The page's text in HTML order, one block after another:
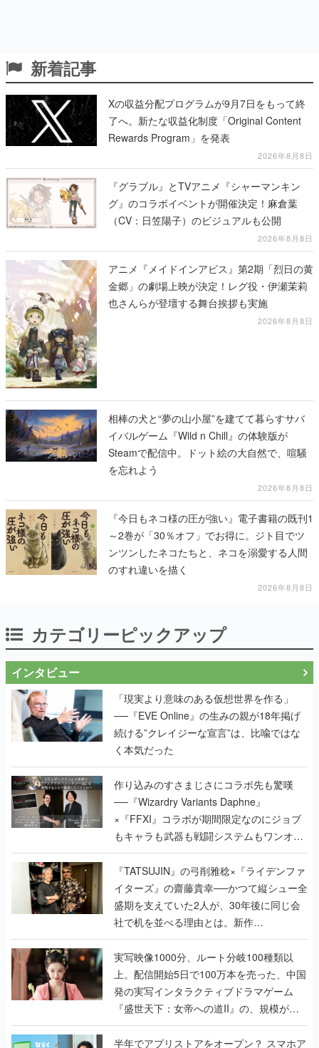
新着記事
Xの収益分配プログラムが9月7日をもって終
了へ。新たな収益化制度「Original Content
Rewards Program」を発表
2026年8月8日
『グラブル』とTVアニメ『シャーマンキン
グ』のコラボイベントが開催決定！麻倉葉
（CV：日笠陽子）のビジュアルも公開
2026年8月8日
アニメ『メイドインアビス』第2期「烈日の黄
金郷」の劇場上映が決定！レグ役・伊瀬茉莉
也さんらが登壇する舞台挨拶も実施
2026年8月8日
相棒の犬と“夢の山小屋”を建てて暮らすサバ
イバルゲーム『Wild n Chill』の体験版が
Steamで配信中。ドット絵の大自然で、喧騒
を忘れよう
2026年8月8日
『今日もネコ様の圧が強い』電子書籍の既刊1
～2巻が「30％オフ」でお得に。ジト目でツ
ンツンしたネコたちと、ネコを溺愛する人間
のすれ違いを描く
2026年8月8日
カテゴリーピックアップ
インタビュー
「現実より意味のある仮想世界を作る」
──『EVE Online』の生みの親が18年掲げ
続ける”クレイジーな宣言”は、比喩ではな
く本気だった
作り込みのすさまじさにコラボ先も驚嘆
──『Wizardry Variants Daphne』
×『FFXI』コラボが期間限定なのにジョブ
もキャラも武器も戦闘システムもワンオフ
で作り込まれた理由を両ディレクターに聞
く
『TATSUJIN』の弓削雅稔×『ライデンファ
イターズ』の齋藤貴幸──かつて縦シュー全
盛期を支えていた2人が、30年後に同じ会
社で机を並べる理由とは。新作
『TATSUJIN EXTREME』で初タッグを組
んだレジェンド2人に訊く開発秘話
実写映像1000分、ルート分岐100種類以
上。配信開始5日で100万本を売った、中国
発の実写インタラクティブドラマゲーム
『盛世天下：女帝への道II』の、規模が違
うこだわりをプロデューサーに聞いた
半年でアプリストアをオープン？ スマホア